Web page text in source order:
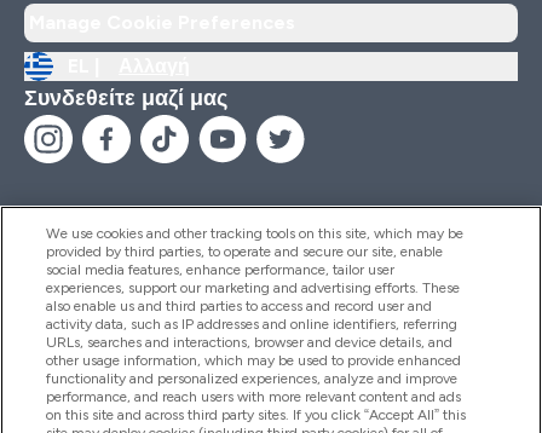
Συνδεθείτε μαζί μας
Βοήθεια & Πληροφορίες
Προϊόντα
Εταιρικές Πληροφορίες
We use cookies and other tracking tools on this site, which may be
provided by third parties, to operate and secure our site, enable
social media features, enhance performance, tailor user
experiences, support our marketing and advertising efforts. These
also enable us and third parties to access and record user and
activity data, such as IP addresses and online identifiers, referring
URLs, searches and interactions, browser and device details, and
other usage information, which may be used to provide enhanced
functionality and personalized experiences, analyze and improve
performance, and reach users with more relevant content and ads
on this site and across third party sites. If you click “Accept All” this